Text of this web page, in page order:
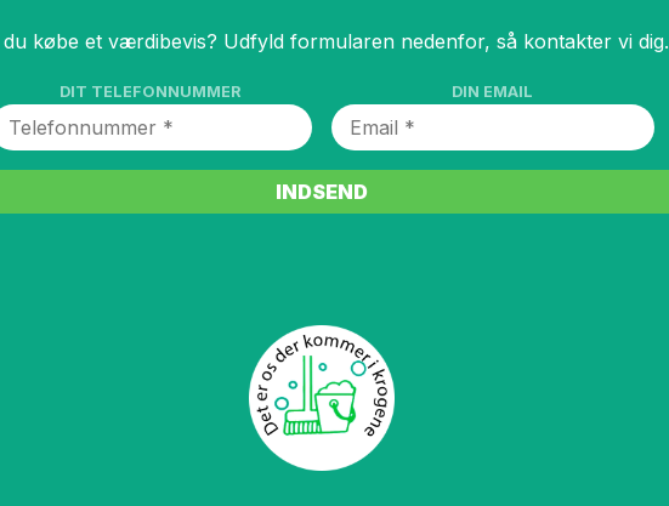
du købe et værdibevis? Udfyld formularen nedenfor, så kontakter vi dig.
DIT TELEFONNUMMER DIN EMAIL